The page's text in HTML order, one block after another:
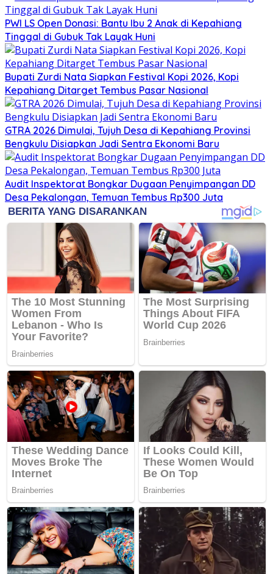
PWI LS Open Donasi: Bantu Ibu 2 Anak di Kepahiang
Tinggal di Gubuk Tak Layak Huni
Bupati Zurdi Nata Siapkan Festival Kopi 2026, Kopi
Kepahiang Ditarget Tembus Pasar Nasional
GTRA 2026 Dimulai, Tujuh Desa di Kepahiang Provinsi
Bengkulu Disiapkan Jadi Sentra Ekonomi Baru
Audit Inspektorat Bongkar Dugaan Penyimpangan DD
Desa Pekalongan, Temuan Tembus Rp300 Juta